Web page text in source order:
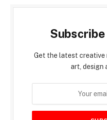
Get the latest creative
art, design